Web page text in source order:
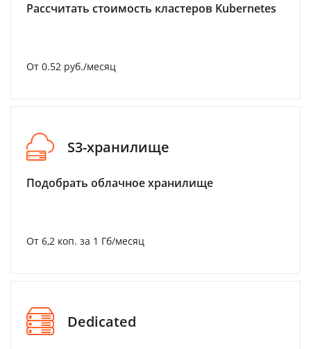
Рассчитать стоимость кластеров Kubernetes
От 0.52 руб./месяц
S3-хранилище
Подобрать облачное хранилище
От 6,2 коп. за 1 Гб/месяц
Dedicated